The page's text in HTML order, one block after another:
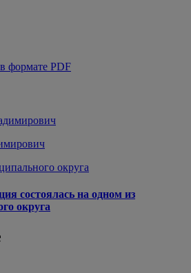
формате PDF
округа
состоялась на одном из
округа